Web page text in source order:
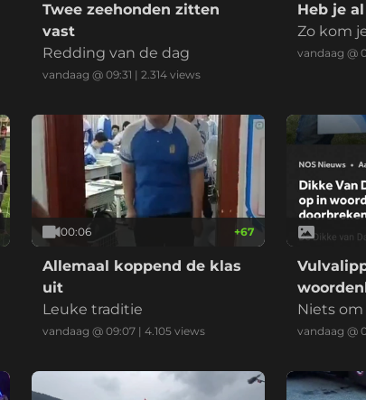
Twee zeehonden zitten
vast
Redding van de dag
vandaag @ 09:31 | 2.314views
Heb je
Zo kom
r
vandaag @
00:06 +67
Allemaal koppend de klas
uit
Leuke traditie
vandaag @ 09:07| 4.105views
Niets
vandaag @